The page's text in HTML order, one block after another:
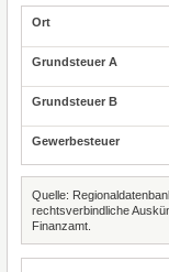
Quelle:
rechtsverbindliche
Finanzamt.